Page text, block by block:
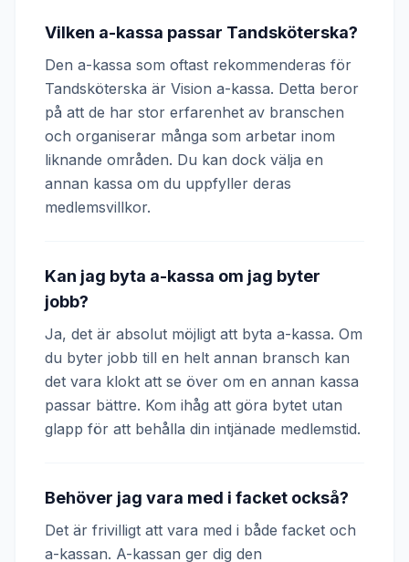
Vilken a-kassa passar Tandsköterska?
Den a-kassa som oftast rekommenderas för
Tandsköterska är Vision a-kassa. Detta beror
på att de har stor erfarenhet av branschen
och organiserar många som arbetar inom
liknande områden. Du kan dock välja en
annan kassa om du uppfyller deras
medlemsvillkor.
Kan jag byta a-kassa om jag byter
jobb?
Ja, det är absolut möjligt att byta a-kassa. Om
du byter jobb till en helt annan bransch kan
det vara klokt att se över om en annan kassa
passar bättre. Kom ihåg att göra bytet utan
glapp för att behålla din intjänade medlemstid.
Behöver jag vara med i facket också?
Det är frivilligt att vara med i både facket och
a-kassan. A-kassan ger dig den